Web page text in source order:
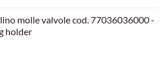
molle valvole cod. 77036036000 -
holder